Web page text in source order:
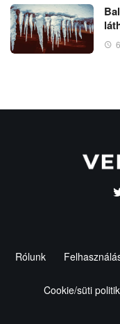
Rólunk
Cookie/süti